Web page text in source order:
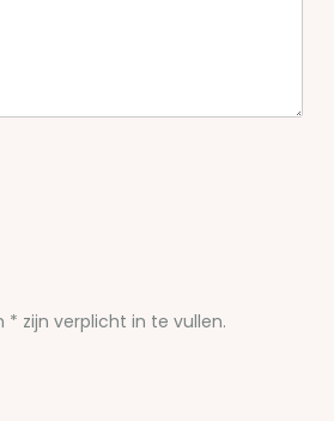
* zijn verplicht in te vullen.